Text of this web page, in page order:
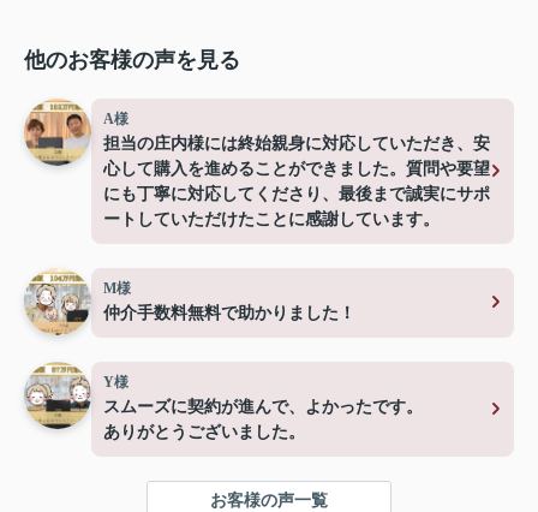
他のお客様の声を見る
A様
担当の庄内様には終始親身に対応していただき、安
心して購入を進めることができました。質問や要望
にも丁寧に対応してくださり、最後まで誠実にサポ
ートしていただけたことに感謝しています。
M様
仲介手数料無料で助かりました！
Y様
スムーズに契約が進んで、よかったです。
ありがとうございました。
お客様の声一覧